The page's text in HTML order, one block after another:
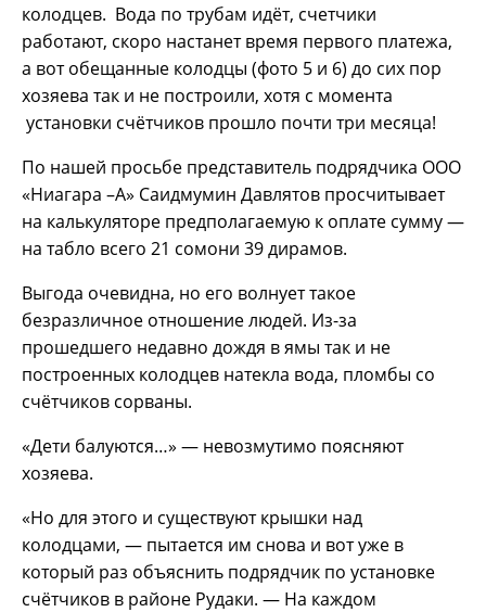
колодцев. Вода по трубам идёт, счетчики
работают, скоро настанет время первого платежа,
а вот обещанные колодцы (фото 5 и 6) до сих пор
хозяева так и не построили, хотя с момента
установки счётчиков прошло почти три месяца!
По нашей просьбе представитель подрядчика ООО
«Ниагара –А» Саидмумин Давлятов просчитывает
на калькуляторе предполагаемую к оплате сумму —
на табло всего 21 сомони 39 дирамов.
Выгода очевидна, но его волнует такое
безразличное отношение людей. Из-за
прошедшего недавно дождя в ямы так и не
построенных колодцев натекла вода, пломбы со
счётчиков сорваны.
«Дети балуются…» — невозмутимо поясняют
хозяева.
«Но для этого и существуют крышки над
колодцами, — пытается им снова и вот уже в
который раз объяснить подрядчик по установке
счётчиков в районе Рудаки. — На каждом